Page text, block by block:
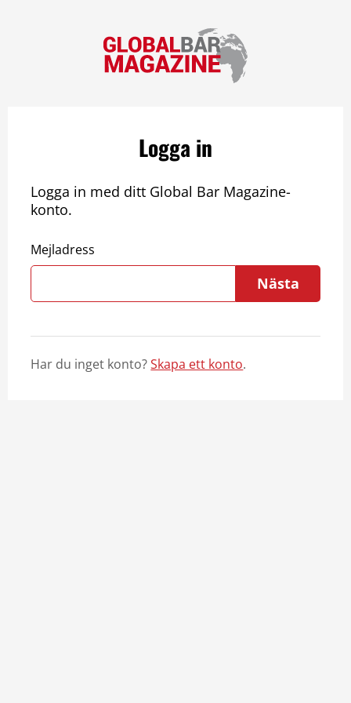
Logga in
Logga in med ditt Global Bar Magazine-
konto.
Mejladress
Nästa
Har du inget konto?Skapa ett konto.